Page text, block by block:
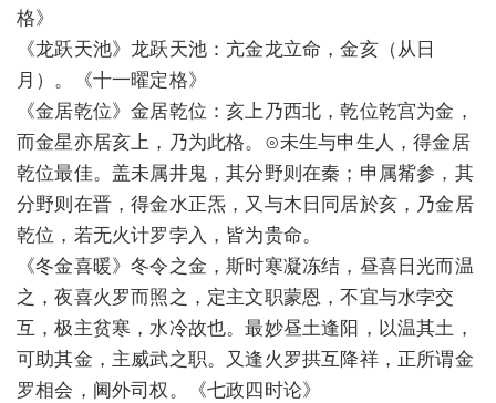
格》
《龙跃天池》龙跃天池：亢金龙立命，金亥（从日
月）。《十一曜定格》
《金居乾位》金居乾位：亥上乃西北，乾位乾宫为金，
而金星亦居亥上，乃为此格。⊙未生与申生人，得金居
乾位最佳。盖未属井鬼，其分野则在秦；申属觜参，其
分野则在晋，得金水正炁，又与木日同居於亥，乃金居
乾位，若无火计罗孛入，皆为贵命。
《冬金喜暖》冬令之金，斯时寒凝冻结，昼喜日光而温
之，夜喜火罗而照之，定主文职蒙恩，不宜与水孛交
互，极主贫寒，水冷故也。最妙昼土逢阳，以温其土，
可助其金，主威武之职。又逢火罗拱互降祥，正所谓金
罗相会，阃外司权。《七政四时论》